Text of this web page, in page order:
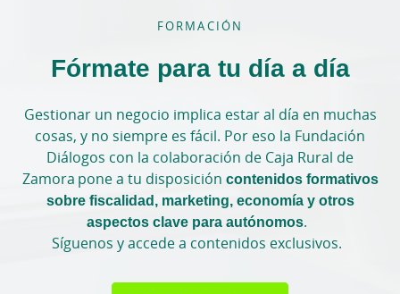
FORMACIÓN
Fórmate para tu día a día
Gestionar un negocio implica estar al día en muchas
cosas, y no siempre es fácil. Por eso la Fundación
Diálogos con la colaboración de Caja Rural de
Zamora pone a tu disposición contenidos formativos
sobre fiscalidad, marketing, economía y otros
aspectos clave para autónomos.
Síguenos y accede a contenidos exclusivos.